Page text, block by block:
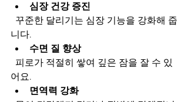
심장 건강 증진
니다.
수면 질 향상
어요.
면역력 강화